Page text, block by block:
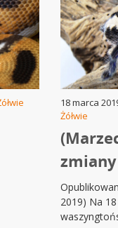
18 marca
Żółwie
zmiany
2019) Na